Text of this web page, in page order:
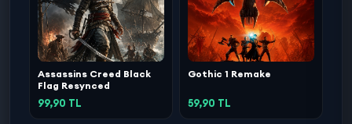
Assassins Creed Black
Flag Resynced
99,90 TL
Gothic 1 Remake
59,90 TL